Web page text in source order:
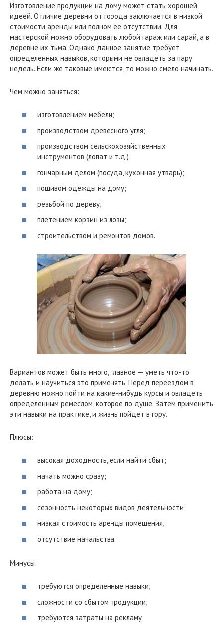
Изготовление продукции на дому может стать хорошей
идеей. Отличие деревни от города заключается в низкой
стоимости аренды или полном ее отсутствии. Для
мастерской можно оборудовать любой гараж или сарай, а в
деревне их тьма. Однако данное занятие требует
определенных навыков, которыми не овладеть за пару
недель. Если же таковые имеются, то можно смело начинать.
Чем можно заняться:
изготовлением мебели;
производством древесного угля;
производством сельскохозяйственных
инструментов (лопат и т.д.);
гончарным делом (посуда, кухонная утварь);
пошивом одежды на дому;
резьбой по дереву;
плетением корзин из лозы;
строительством и ремонтов домов.
Вариантов может быть много, главное — уметь что-то
делать и научиться это применять. Перед переездом в
деревню можно пойти на какие-нибудь курсы и овладеть
определенным ремеслом, которое по душе. Затем применить
эти навыки на практике, и жизнь пойдет в гору.
Плюсы:
высокая доходность, если найти сбыт;
начать можно сразу;
работа на дому;
сезонность некоторых видов деятельности;
низкая стоимость аренды помещения;
отсутствие начальства.
Минусы:
требуются определенные навыки;
сложности со сбытом продукции;
требуются затраты на рекламу;